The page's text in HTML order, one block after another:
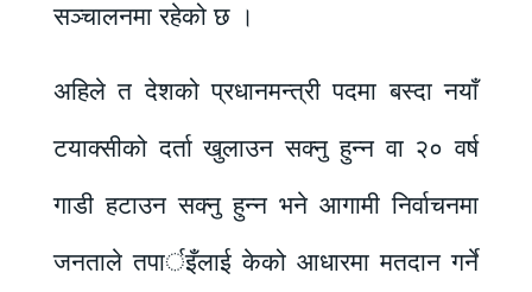
सञ्चालनमा रहेको छ ।
अहिले त देशको प्रधानमन्त्री पदमा बस्दा नयाँ
टयाक्सीको दर्ता खुलाउन सक्नु हुन्न वा २० वर्ष
गाडी हटाउन सक्नु हुन्न भने आगामी निर्वाचनमा
जनताले तपार्इँलाई केको आधारमा मतदान गर्ने